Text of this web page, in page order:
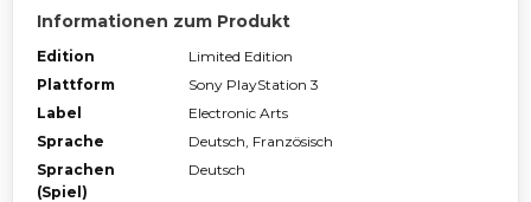
Informationen zum Produkt
Edition
Limited Edition
Plattform
Sony PlayStation 3
Label
Electronic Arts
Sprache
Deutsch, Französisch
Sprachen
(Spiel)
Deutsch